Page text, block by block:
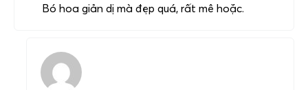
Bó hoa giản dị mà đẹp quá, rất mê hoặc.